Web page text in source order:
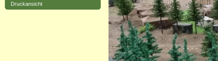
Druckansicht